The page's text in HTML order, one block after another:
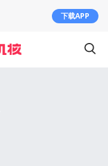
下载APP